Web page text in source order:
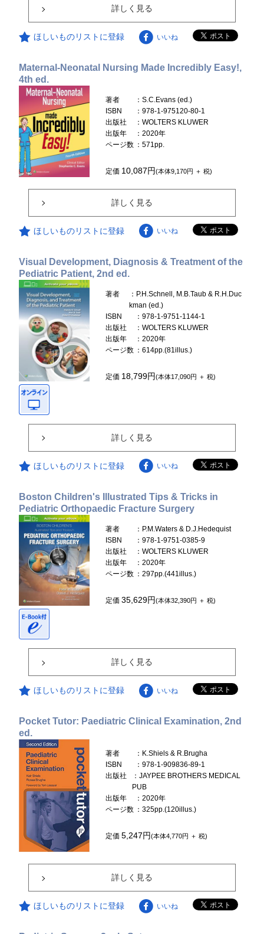
詳しく見る
ほしいものリストに登録 いいね
Maternal-Neonatal Nursing Made Incredibly Easy!,
4th ed.
著者
：S.C.Evans (ed.)
ISBN
：978-1-975120-80-1
出版社
：WOLTERS KLUWER
出版年
：2020年
ページ数 ：571pp.
定価 10,087円(本体9,170円 ＋ 税)
詳しく見る
ほしいものリストに登録 いいね
Visual Development, Diagnosis & Treatment of the
Pediatric Patient, 2nd ed.
著者
：P.H.Schnell, M.B.Taub & R.H.Duc
kman (ed.)
ISBN
：978-1-9751-1144-1
出版社
：WOLTERS KLUWER
出版年
：2020年
ページ数 ：614pp.(81illus.)
定価 18,799円(本体17,090円 ＋ 税)
詳しく見る
ほしいものリストに登録 いいね
Boston Children's Illustrated Tips & Tricks in
Pediatric Orthopaedic Fracture Surgery
著者
：P.M.Waters & D.J.Hedequist
ISBN
：978-1-9751-0385-9
出版社
：WOLTERS KLUWER
出版年
：2020年
ページ数 ：297pp.(441illus.)
定価35,629円(本体32,390円 ＋ 税)
詳しく見る
ほしいものリストに登録 いいね
Pocket Tutor: Paediatric Clinical Examination, 2nd
ed.
著者
：K.Shiels & R.Brugha
ISBN
：978-1-909836-89-1
出版社
：JAYPEE BROTHERS MEDICAL
PUB
出版年
：2020年
ページ数 ：325pp.(120illus.)
定価5,247円(本体4,770円 ＋ 税)
詳しく見る
ほしいものリストに登録 いいね